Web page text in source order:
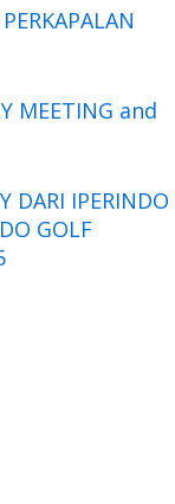
MEETING and
DARI IPERINDO
GOLF